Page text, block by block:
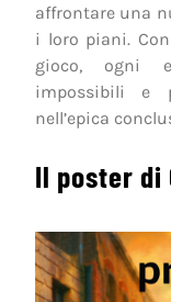
affrontare una
i loro piani.
gioco, ogni
impossibili e
nell’epica
Il poster di